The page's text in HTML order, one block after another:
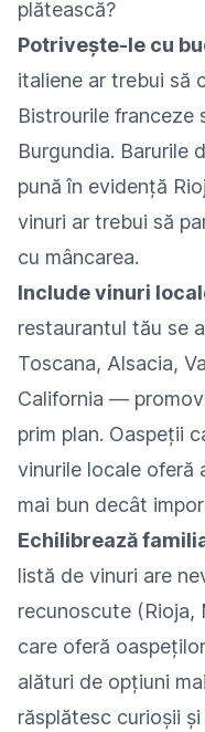
plătească?
Potrivește-le cu
italiene ar trebui să
Bistrourile franceze
Burgundia. Barurile
pună în evidență
vinuri ar trebui să
cu mâncarea.
Include vinuri
restaurantul tău se
Toscana, Alsacia,
California —
prim plan. Oaspeții
vinurile locale oferă
mai bun decât
Echilibrează
listă de vinuri are
recunoscute (Rioja,
care oferă
alături de opțiuni
răsplătesc curioșii